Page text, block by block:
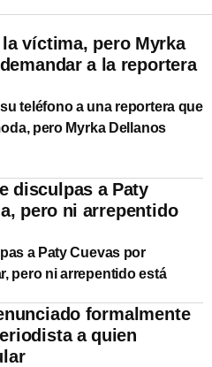
víctima, pero Myrka
a la reportera
teléfono a una reportera que
pero Myrka Dellanos
disculpas a Paty
pero ni arrepentido
a Paty Cuevas por
pero ni arrepentido está
formalmente
a quien